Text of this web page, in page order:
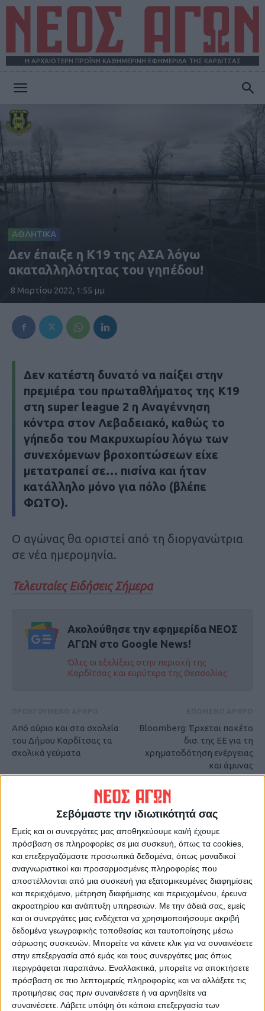
Σεβόμαστε την ιδιωτικότητά σας
Εμείς και οι συνεργάτες μας αποθηκεύουμε και/ή έχουμε
πρόσβαση σε πληροφορίες σε μια συσκευή, όπως τα cookies,
και επεξεργαζόμαστε προσωπικά δεδομένα, όπως μοναδικοί
αναγνωριστικοί και προσαρμοσμένες πληροφορίες που
αποστέλλονται από μια συσκευή για εξατομικευμένες διαφημίσεις
και περιεχόμενο, μέτρηση διαφήμισης και περιεχομένου, έρευνα
ακροατηρίου και ανάπτυξη υπηρεσιών. Με την άδειά σας, εμείς
και οι συνεργάτες μας ενδέχεται να χρησιμοποιήσουμε ακριβή
δεδομένα γεωγραφικής τοποθεσίας και ταυτοποίησης μέσω
σάρωσης συσκευών. Μπορείτε να κάνετε κλικ για να συναινέσετε
στην επεξεργασία από εμάς και τους συνεργάτες μας όπως
περιγράφεται παραπάνω. Εναλλακτικά, μπορείτε να αποκτήσετε
πρόσβαση σε πιο λεπτομερείς πληροφορίες και να αλλάξετε τις
προτιμήσεις σας πριν συναινέσετε ή να αρνηθείτε να
συναινέσετε. Λάβετε υπόψη ότι κάποια επεξεργασία των
Η ΑΡΧΑΙΟΤΕΡΗ ΠΡΩΪΝΗ ΚΑΘΗΜΕΡΙΝΗ ΕΦΗΜΕΡΙΔΑ ΤΗΣ ΚΑΡΔΙΤΣΑΣ
ΑΘΛΗΤΙΚΑ
Δεν έπαιξε η Κ19 της ΑΣΑ λόγω
ακαταλληλότητας του γηπέδου!
8 Μαρτίου 2022, 1:55 μμ
Δεν κατέστη δυνατό να παίξει στην
πρεμιέρα του πρωταθλήματος της K19
στη super league 2 η Αναγέννηση
κόντρα στον Λεβαδειακό, καθώς το
γήπεδο του Μακρυχωρίου λόγω των
συνεχόμενων βροχοπτώσεων είχε
μετατραπεί σε… πισίνα και ήταν
κατάλληλο μόνο για πόλο (βλέπε
ΦΩΤΟ).
Ο αγώνας θα οριστεί από τη διοργανώτρια
σε νέα ημερομηνία.
Τελευταίες Ειδήσεις Σήμερα
Ακολούθησε την εφημερίδα ΝΕΟΣ
ΑΓΩΝ στο Google News!
Όλες οι εξελίξεις στην περιοχή της
Καρδίτσας και ευρύτερα της Θεσσαλίας
Από αύριο και στα σχολεία
του Δήμου Καρδίτσας τα
σχολικά γεύματα
Bloomberg: Έρχεται πακέτο
δισ. της ΕΕ για τη
χρηματοδότηση ενέργειας
και άμυνας
Θεοδόσης Κατσάρας
https://neosagon.gr
ΠΑΡΟΜΟΙΑ ΑΡΘΡΑ